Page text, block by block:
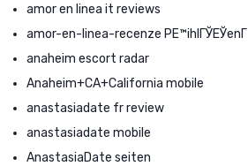
amor en linea it reviews
amor-en-linea-recenze PЕ™ihlГЎЕЎenГ­
anaheim escort radar
Anaheim+CA+California mobile
anastasiadate fr review
anastasiadate mobile
AnastasiaDate seiten